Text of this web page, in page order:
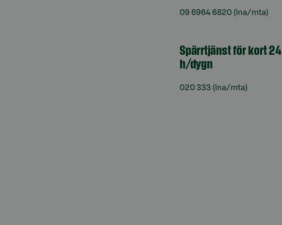
09 6964 6820 (lna/mta)
Spärrtjänst för kort 24
h/dygn
020 333 (lna/mta)